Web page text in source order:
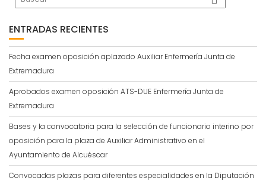
ENTRADAS RECIENTES
Fecha examen oposición aplazado Auxiliar Enfermería Junta de
Extremadura
Aprobados examen oposición ATS-DUE Enfermería Junta de
Extremadura
Bases y la convocatoria para la selección de funcionario interino por
oposición para la plaza de Auxiliar Administrativo en el
Ayuntamiento de Alcuéscar
Convocadas plazas para diferentes especialidades en la Diputación